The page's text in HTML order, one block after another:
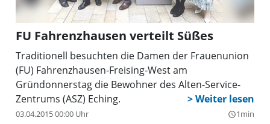
FU Fahrenzhausen verteilt Süßes
Traditionell besuchten die Damen der Frauenunion
(FU) Fahrenzhausen-Freising-West am
Gründonnerstag die Bewohner des Alten-Service-
Zentrums (ASZ) Eching.
03.04.2015 00:00 Uhr query_builder1min